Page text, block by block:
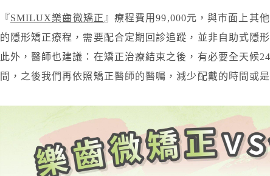
『SMILUX樂齒微矯正 』療程費用99,000元，與市面上其
的隱形矯正療程，需要配合定期回診追蹤，並非自助式隱形
此外，醫師也建議：在矯正治療結束之後，有必要全天候
間，之後我們再依照矯正醫師的醫囑，減少配戴的時間或